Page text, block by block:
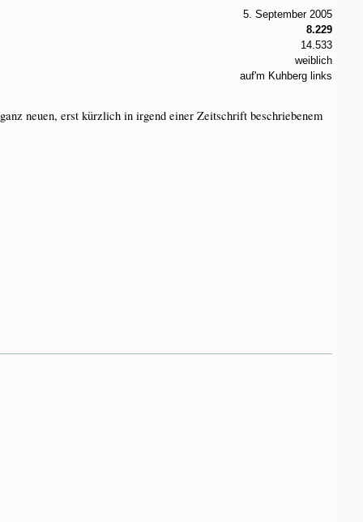
5. September 2005
8.229
14.533
weiblich
auf'm Kuhberg links
neuen, erst kürzlich in irgend einer Zeitschrift beschriebenem